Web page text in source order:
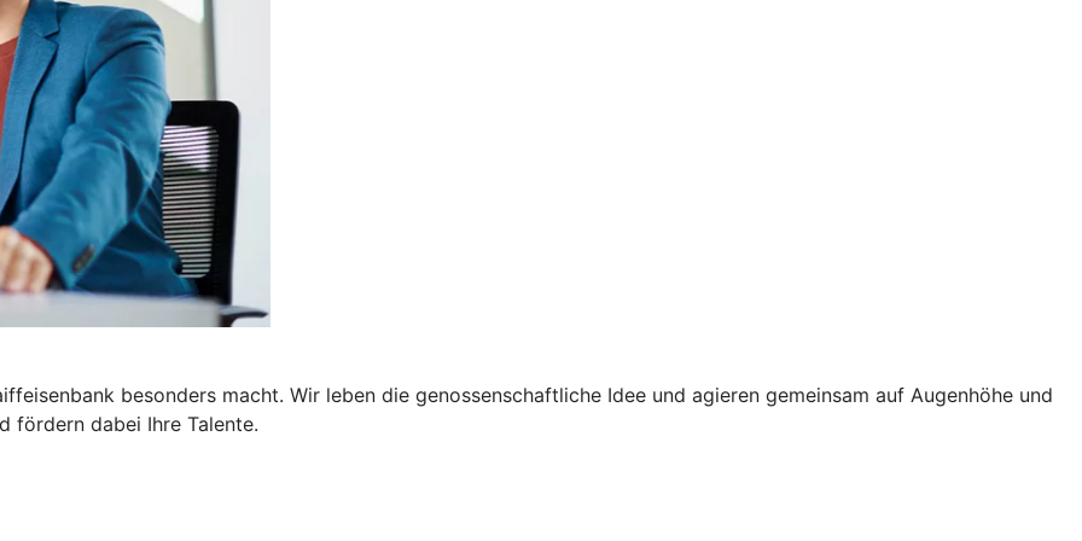
besonders macht. Wir leben die genossenschaftliche Idee und agieren gemeinsam auf Augenhöhe und
fördern dabei Ihre Talente.